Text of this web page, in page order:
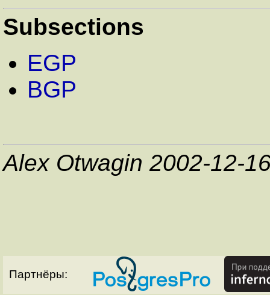
Subsections
EGP
BGP
Alex Otwagin 2002-12-
Партнёры: